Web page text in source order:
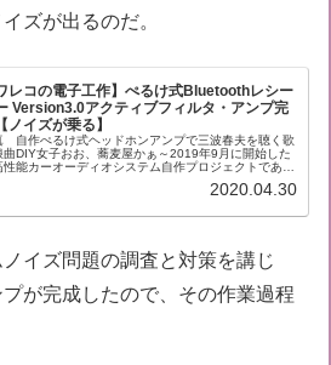
ズが出るのだ。
ワレコの電子工作】ぺるけ式Bluetoothレシー
Version3.0アクティブフィルタ・アンプ完
ノイズが乗る】
自作ぺるけ式ヘッドホンアンプで三波春夫を聴く歌
曲DIY女子おお、蕎麦屋かぁ～2019年9月に開始した
性能カーオーディオシステム自作プロジェクトである
2020.04.30
イズ問題の調査と対策を講じ
が完成したので、その作業過程